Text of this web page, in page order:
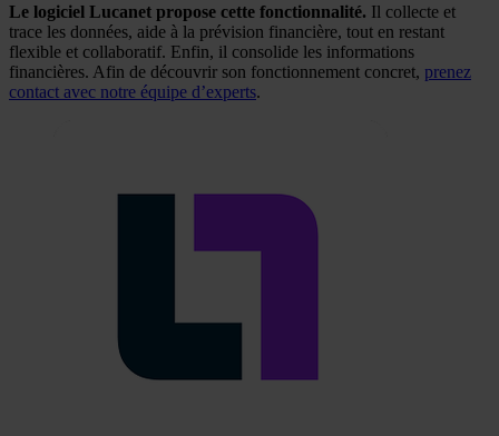
Le logiciel Lucanet propose cette fonctionnalité. Il collecte et
trace les données, aide à la prévision financière, tout en restant
flexible et collaboratif. Enfin, il consolide les informations
financières. Afin de découvrir son fonctionnement concret, prenez
contact avec notre équipe d’experts.